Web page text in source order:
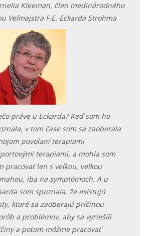
Kleeman, člen medinárodného
Veľmajstra F.E. Eckarda Strohma
práve u Eckarda? Keď som ho
v tom čase som sa zaoberala
povolaní terapiami
terapiami, a mohla som
pracovať len s veľkou, veľkou
iba na symptómoch. A u
som spoznala, že existujú
ktoré sa zaoberajú príčinou
a problémov, aby sa vyriešili
a potom môžme pracovať